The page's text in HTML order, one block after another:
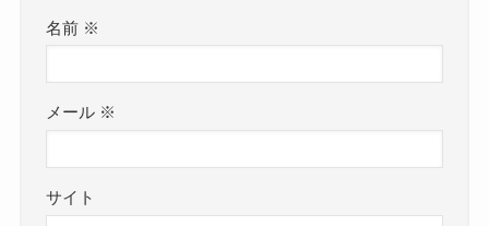
名前 ※
メール ※
サイト